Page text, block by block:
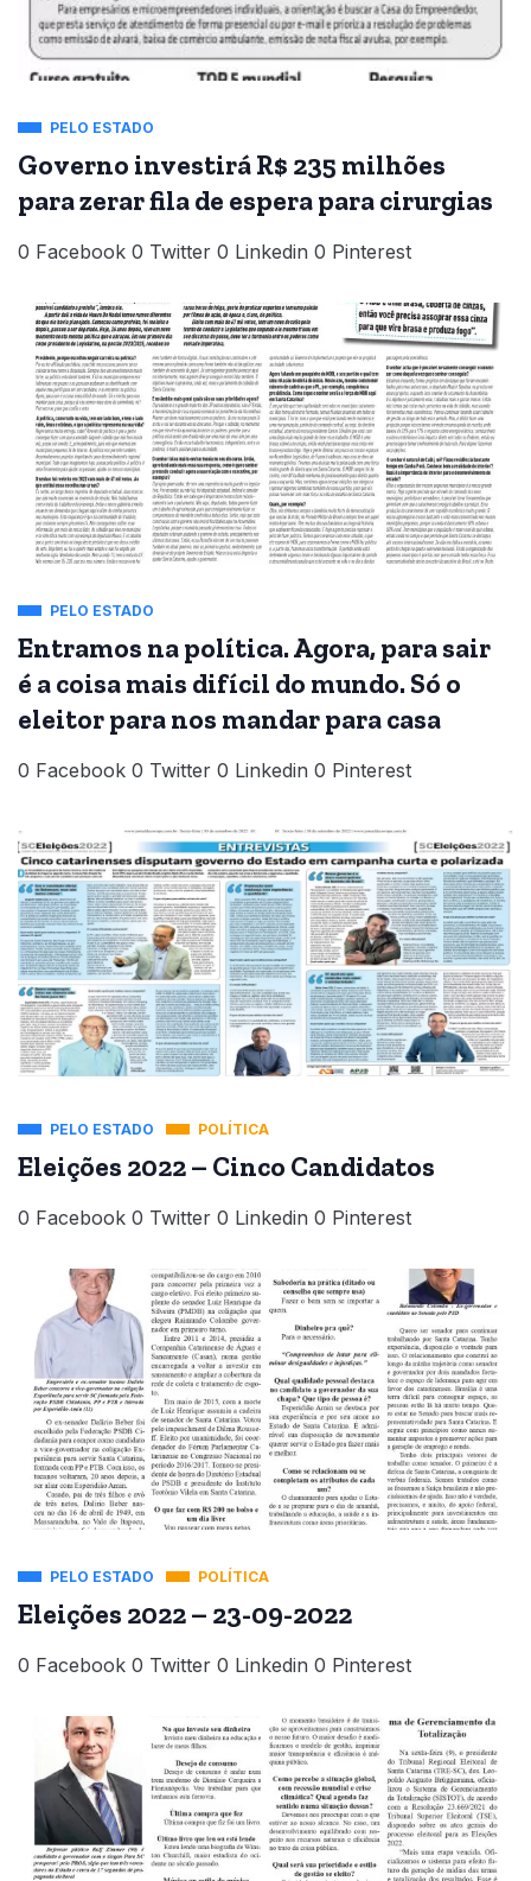
PELO ESTADO
Governo investirá R$ 235 milhões
para zerar fila de espera para cirurgias
0 Facebook 0 Twitter 0 Linkedin 0 Pinterest
PELO ESTADO
Entramos na política. Agora, para sair
é a coisa mais difícil do mundo. Só o
eleitor para nos mandar para casa
0 Facebook 0 Twitter 0 Linkedin 0 Pinterest
PELO ESTADO POLÍTICA
Eleições 2022 – Cinco Candidatos
0 Facebook 0 Twitter 0 Linkedin 0 Pinterest
PELO ESTADO POLÍTICA
Eleições 2022 – 23-09-2022
0 Facebook 0 Twitter 0 Linkedin 0 Pinterest